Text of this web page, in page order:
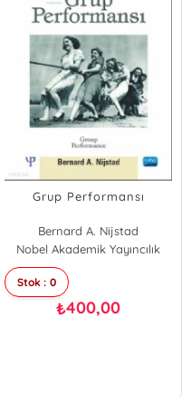
Grup Performansı
Bernard A. Nijstad
Nobel Akademik Yayıncılık
Stok : 0
₺400,00